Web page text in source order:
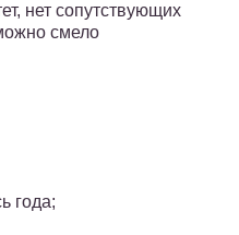
нет сопутствующих
смело
года;